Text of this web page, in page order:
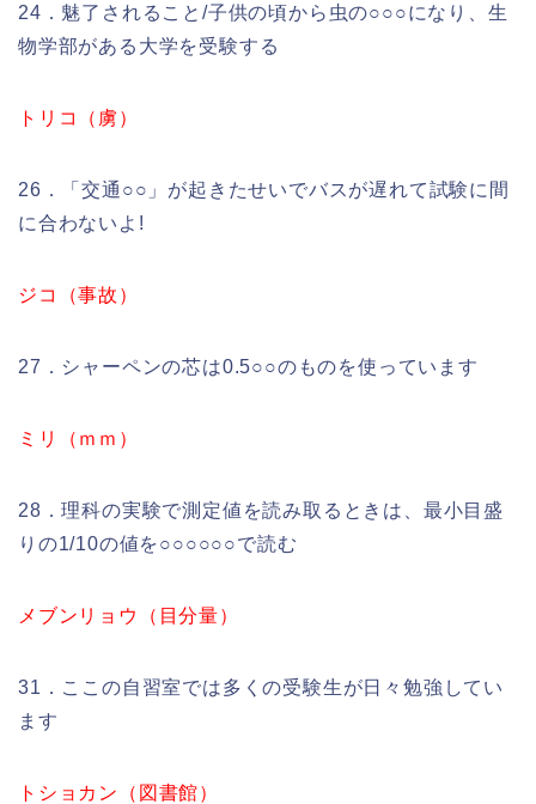
24．魅了されること/子供の頃から虫の○○○になり、生
物学部がある大学を受験する
トリコ（虜）
26．「交通○○」が起きたせいでバスが遅れて試験に間
に合わないよ!
ジコ（事故）
27．シャーペンの芯は0.5○○のものを使っています
ミリ（ｍｍ）
28．理科の実験で測定値を読み取るときは、最小目盛
りの1/10の値を○○○○○○で読む
メブンリョウ（目分量）
31．ここの自習室では多くの受験生が日々勉強してい
ます
トショカン（図書館）